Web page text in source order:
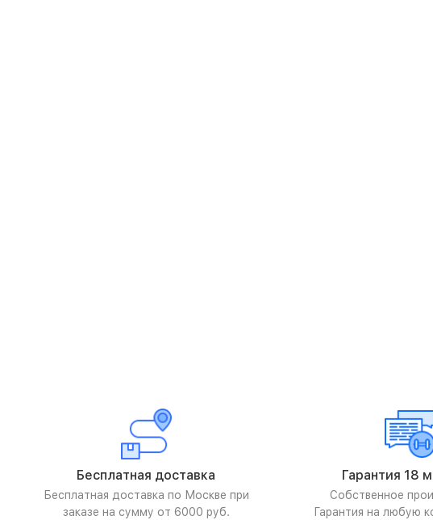
Бесплатная доставка
Бесплатная доставка по Москве при
заказе на сумму от 6000 руб.
Гарантия 18
Собственное
Гарантия на любую